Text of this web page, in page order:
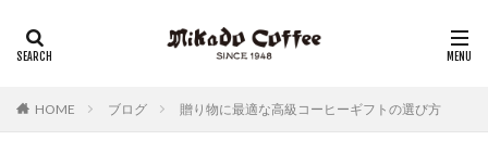
HOME ブログ 贈り物に最適な高級コーヒーギフトの選び方
リキッドコーヒー アイスコーヒー
チーズケーキ